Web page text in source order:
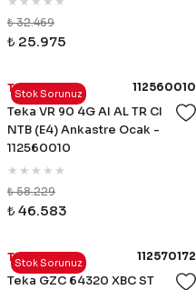
₺ 32.469
₺ 25.975
Stok Sorunuz
Teka 112560010
Teka VR 90 4G AI AL TR CI
NTB (E4) Ankastre Ocak -
112560010
₺ 58.229
₺ 46.583
Stok Sorunuz
Teka 112570172
Teka GZC 64320 XBC ST